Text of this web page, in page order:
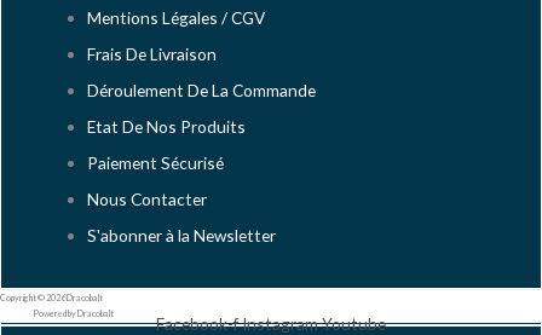
Mentions Légales / CGV
Frais De Livraison
Déroulement De La Commande
Etat De Nos Produits
Paiement Sécurisé
Nous Contacter
S'abonner à la Newsletter
Copyright © 2026 Dracobalt
Powered by Dracobalt
Facebook-fInstagramYoutube